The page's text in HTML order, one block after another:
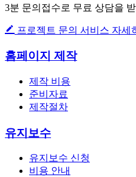
3분 문의접수로 무료 상담을
프로젝트 문의 서비스 자세
홈페이지 제작
제작 비용
준비자료
제작절차
유지보수
유지보수 신청
비용 안내